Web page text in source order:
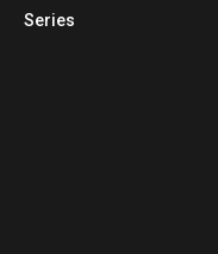
Series